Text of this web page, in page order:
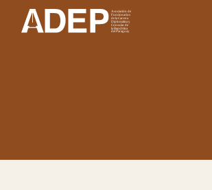
CARRERA